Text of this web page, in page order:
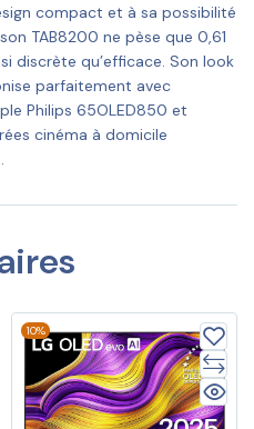
compact et à sa possibilité
TAB8200 ne pèse que 0,61
discrète qu’efficace. Son look
parfaitement avec
Philips 65OLED850 et
cinéma à domicile
10%